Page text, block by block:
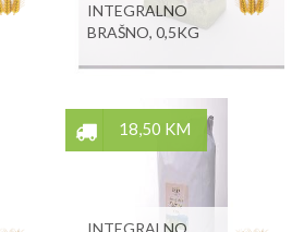
INTEGRALNO
BRAŠNO, 0,5KG
18,50 KM